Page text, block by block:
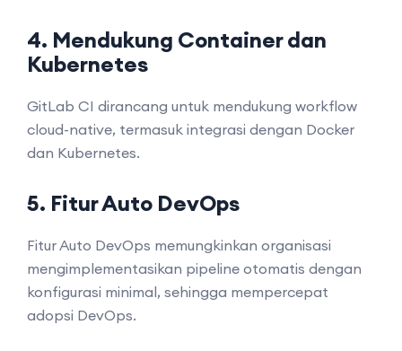
4. Mendukung Container dan
Kubernetes
GitLab CI dirancang untuk mendukung workflow
cloud-native, termasuk integrasi dengan Docker
dan Kubernetes.
5. Fitur Auto DevOps
Fitur Auto DevOps memungkinkan organisasi
mengimplementasikan pipeline otomatis dengan
konfigurasi minimal, sehingga mempercepat
adopsi DevOps.